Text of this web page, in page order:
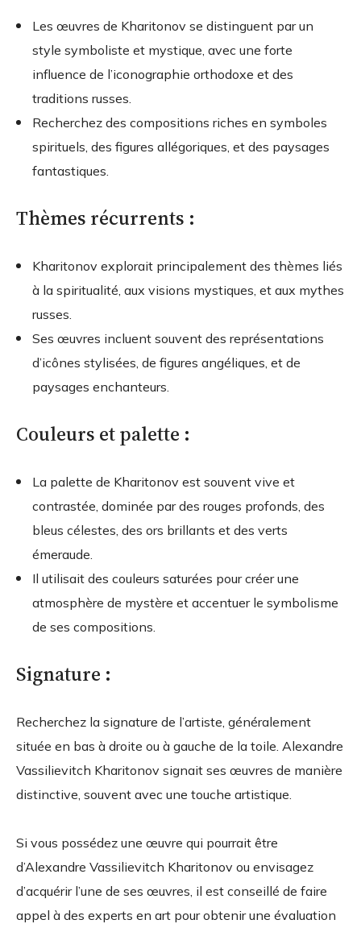
Les œuvres de Kharitonov se distinguent par un
style symboliste et mystique, avec une forte
influence de l’iconographie orthodoxe et des
traditions russes.
Recherchez des compositions riches en symboles
spirituels, des figures allégoriques, et des paysages
fantastiques.
Thèmes récurrents :
Kharitonov explorait principalement des thèmes liés
à la spiritualité, aux visions mystiques, et aux mythes
russes.
Ses œuvres incluent souvent des représentations
d’icônes stylisées, de figures angéliques, et de
paysages enchanteurs.
Couleurs et palette :
La palette de Kharitonov est souvent vive et
contrastée, dominée par des rouges profonds, des
bleus célestes, des ors brillants et des verts
émeraude.
Il utilisait des couleurs saturées pour créer une
atmosphère de mystère et accentuer le symbolisme
de ses compositions.
Signature :
Recherchez la signature de l’artiste, généralement
située en bas à droite ou à gauche de la toile. Alexandre
Vassilievitch Kharitonov signait ses œuvres de manière
distinctive, souvent avec une touche artistique.
Si vous possédez une œuvre qui pourrait être
d’Alexandre Vassilievitch Kharitonov ou envisagez
d’acquérir l’une de ses œuvres, il est conseillé de faire
appel à des experts en art pour obtenir une évaluation